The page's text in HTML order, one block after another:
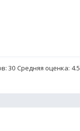
30 Средняя оценка: 4.5